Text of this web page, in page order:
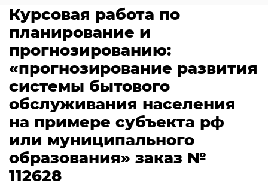
Курсовая работа по
планирование и
прогнозированию:
«прогнозирование развития
системы бытового
обслуживания населения
на примере субъекта рф
или муниципального
образования» заказ №
112628